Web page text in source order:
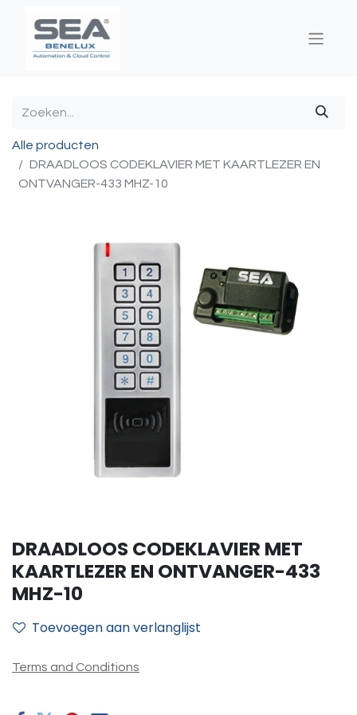
Alle producten
DRAADLOOS CODEKLAVIER MET KAARTLEZER EN
ONTVANGER-433 MHZ-10
DRAADLOOS CODEKLAVIER MET
KAARTLEZER EN ONTVANGER-433
MHZ-10
Toevoegen aan verlanglijst
Terms and Conditions